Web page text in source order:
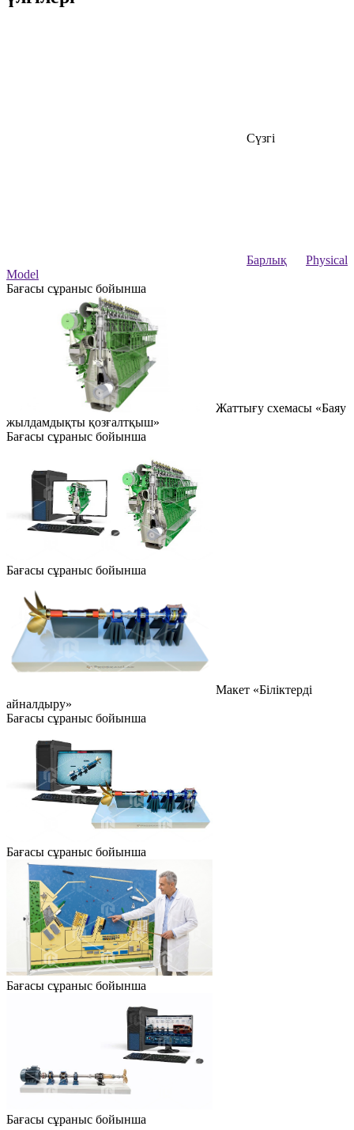
Сүзгі
Барлық
Physical
Model
Бағасы сұраныс бойынша
Жаттығу схемасы «Баяу
жылдамдықты қозғалтқыш»
Бағасы сұраныс бойынша
Бағасы сұраныс бойынша
Макет «Біліктерді
айналдыру»
Бағасы сұраныс бойынша
Бағасы сұраныс бойынша
Бағасы сұраныс бойынша
Бағасы сұраныс бойынша